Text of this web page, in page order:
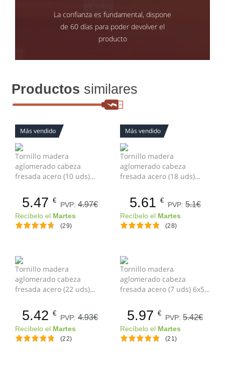
La confianza es fundamental, dispone
de 60 días para poder devolver el
producto
Productos similares
Más vendido
Tornillo madera
aglomerado cabeza
fresada acero (10 uds)
5.47 €
PVP: 4.97€
Recíbelo el Martes
(29)
Más vendido
Tornillo madera
aglomerado cabeza
fresada acero (18 uds)
5.61 €
PVP: 5.1€
Recíbelo el Martes
(28)
Tornillo madera
aglomerado cabeza
fresada acero (22 uds)
5.42 €
PVP: 4.93€
Recíbelo el Martes
(22)
Tornillo madera
aglomerado cabeza
fresada acero (7 uds) 6x50
5.97 €
PVP: 5.42€
Recíbelo el Martes
(21)